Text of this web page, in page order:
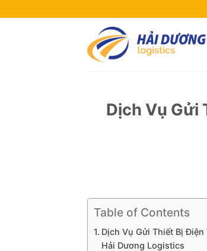
to
Dịch Vụ Gửi
Table of Contents
Dịch Vụ Gửi Thiết Bị
Hải Dương Logistics